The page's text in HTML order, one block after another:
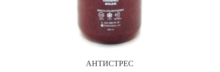
АНТИСТРЕС